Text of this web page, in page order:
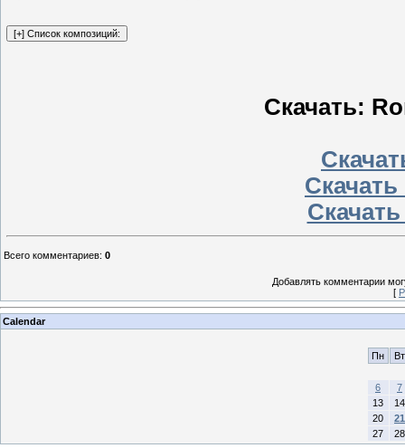
Скачать:
Всего комментариев: 0
Добавлять комментарии
[
Calendar
Пн Вт
6
7
13
14
20
21
27
28